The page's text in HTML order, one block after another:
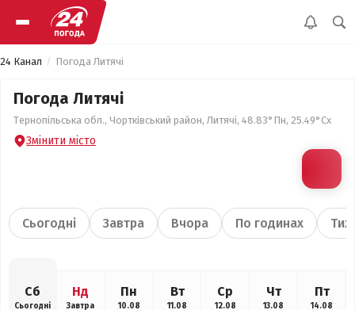
24 Канал Погода Литячі
Погода Литячі
Тернопільська обл., Чортківський район, Литячі, 48.83°Пн, 25.49°Сх
Змінити місто
Сьогодні Завтра Вчора По годинах
Сб
Сьогодні
Нд
Завтра
Пн
10.08
Вт
11.08
Ср
12.08
Чт
13.08
Пт
14.08